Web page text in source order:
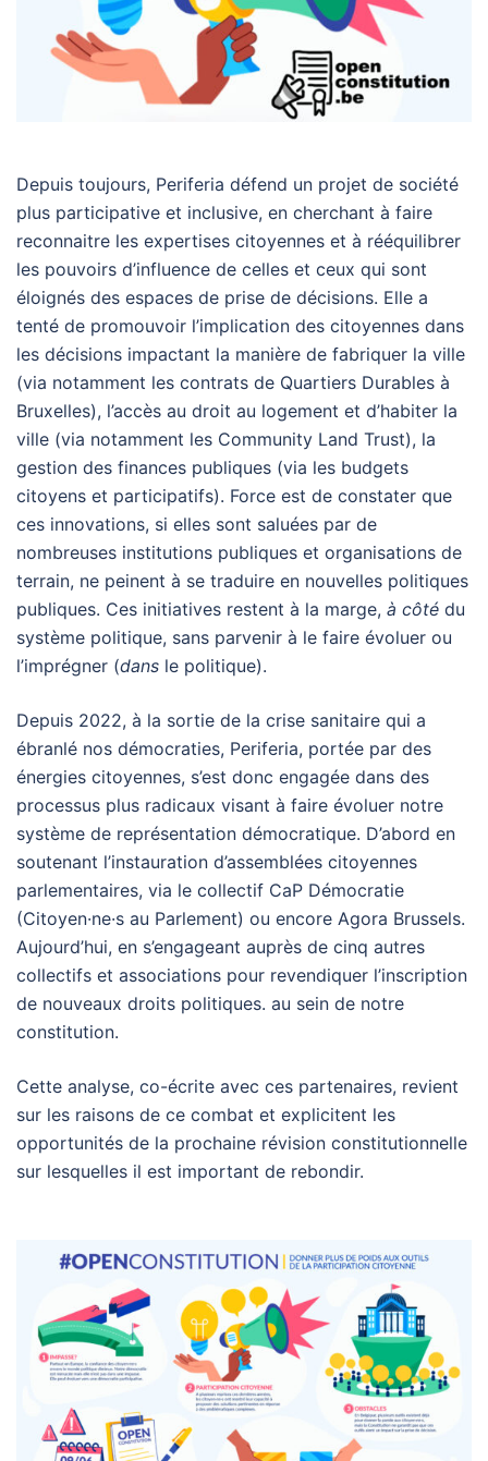
Depuis toujours, Periferia défend un projet de société
plus participative et inclusive, en cherchant à faire
reconnaitre les expertises citoyennes et à rééquilibrer
les pouvoirs d’influence de celles et ceux qui sont
éloignés des espaces de prise de décisions. Elle a
tenté de promouvoir l’implication des citoyennes dans
les décisions impactant la manière de fabriquer la ville
(via notamment les contrats de Quartiers Durables à
Bruxelles), l’accès au droit au logement et d’habiter la
ville (via notamment les Community Land Trust), la
gestion des finances publiques (via les budgets
citoyens et participatifs). Force est de constater que
ces innovations, si elles sont saluées par de
nombreuses institutions publiques et organisations de
terrain, ne peinent à se traduire en nouvelles politiques
publiques. Ces initiatives restent à la marge, à côté du
système politique, sans parvenir à le faire évoluer ou
l’imprégner (dans le politique).
Depuis 2022, à la sortie de la crise sanitaire qui a
ébranlé nos démocraties, Periferia, portée par des
énergies citoyennes, s’est donc engagée dans des
processus plus radicaux visant à faire évoluer notre
système de représentation démocratique. D’abord en
soutenant l’instauration d’assemblées citoyennes
parlementaires, via le collectif CaP Démocratie
(Citoyen·ne·s au Parlement) ou encore Agora Brussels.
Aujourd’hui, en s’engageant auprès de cinq autres
collectifs et associations pour revendiquer l’inscription
de nouveaux droits politiques. au sein de notre
constitution.
Cette analyse, co-écrite avec ces partenaires, revient
sur les raisons de ce combat et explicitent les
opportunités de la prochaine révision constitutionnelle
sur lesquelles il est important de rebondir.